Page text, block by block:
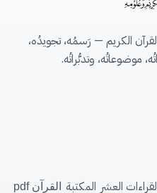
الكريم — رَسمُه، تجويدُه،
موضوعاتُه، وتدبُّراتُه.
العشر المكتبة القرآن pdf